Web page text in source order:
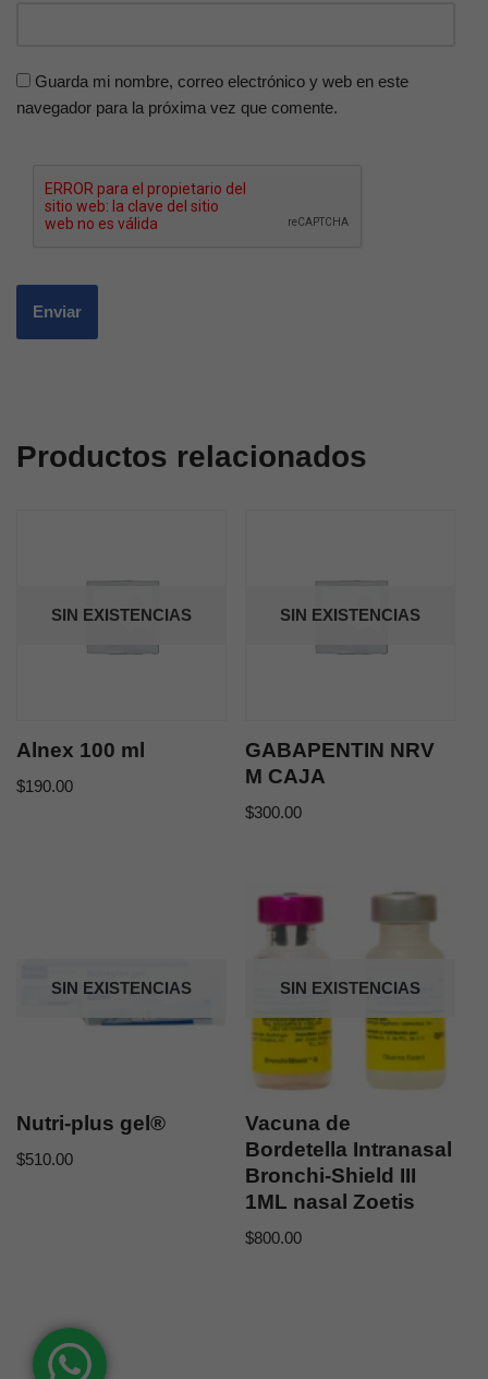
Guarda mi nombre, correo electrónico y web en este
navegador para la próxima vez que comente.
Productos relacionados
SIN EXISTENCIAS
Alnex 100 ml
$190.00
SIN EXISTENCIAS
GABAPENTIN NRV
M CAJA
$300.00
SIN EXISTENCIAS
Nutri-plus gel®
$510.00
SIN EXISTENCIAS
Vacuna de
Bordetella Intranasal
Bronchi-Shield III
1ML nasal Zoetis
$800.00